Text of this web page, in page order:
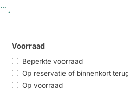
Robotmaaier Toebehoren
Voorraad
Beperkte voorraad
Op reservatie of binnenkort
Op voorraad